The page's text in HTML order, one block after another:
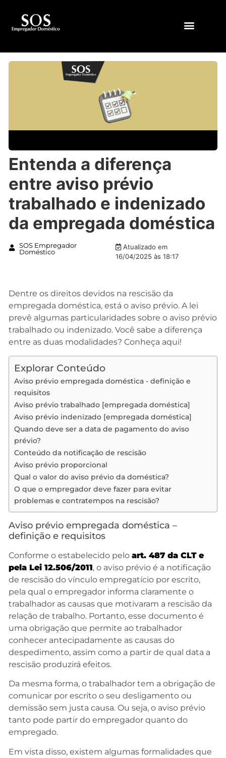
Entenda a diferença
entre aviso prévio
trabalhado e indenizado
da empregada doméstica
SOS Empregador
Doméstico
Atualizado em
16/04/2025 às 18:17
Dentre os direitos devidos na rescisão da
empregada doméstica, está o aviso prévio. A lei
prevê algumas particularidades sobre o aviso prévio
trabalhado ou indenizado. Você sabe a diferença
entre as duas modalidades? Conheça aqui!
Explorar Conteúdo
Aviso prévio empregada doméstica - definição e
requisitos
Aviso prévio trabalhado [empregada doméstica]
Aviso prévio indenizado [empregada doméstica]
Quando deve ser a data de pagamento do aviso
prévio?
Conteúdo da notificação de rescisão
Aviso prévio proporcional
Qual o valor do aviso prévio da doméstica?
O que o empregador deve fazer para evitar
problemas e contratempos na rescisão?
Aviso prévio empregada doméstica –
definição e requisitos
Conforme o estabelecido pelo art. 487 da CLT e
pela Lei 12.506/2011, o aviso prévio é a notificação
de rescisão do vínculo empregatício por escrito,
pela qual o empregador informa claramente o
trabalhador as causas que motivaram a rescisão da
relação de trabalho. Portanto, esse documento é
uma obrigação que permite ao trabalhador
conhecer antecipadamente as causas do
despedimento, assim como a partir de qual data a
rescisão produzirá efeitos.
Da mesma forma, o trabalhador tem a obrigação de
comunicar por escrito o seu desligamento ou
demissão sem justa causa. Ou seja, o aviso prévio
tanto pode partir do empregador quanto do
empregado.
Em vista disso, existem algumas formalidades que